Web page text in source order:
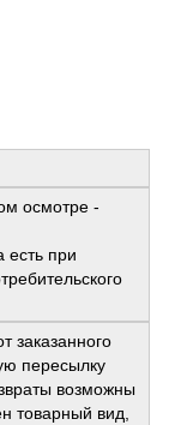
осмотре -
есть при
заказанного
пересылку
возможны
товарный вид,